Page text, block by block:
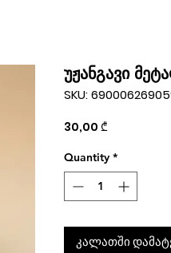
უჟანგავი
SKU:
30,00 ₾
Quantity *
კალათში